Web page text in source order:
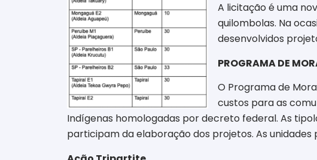
A licitação é uma
quilombolas. Na
desenvolvidos
PROGRAMA DE
O Programa de
custos para as
Indígenas homologadas por decreto federal. As
participam da elaboração dos projetos. As unidades